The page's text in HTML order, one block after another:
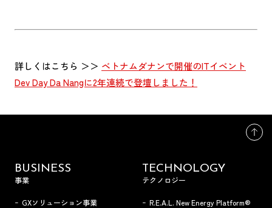
詳しくはこちら ＞＞ ベトナムダナンで開催のITイベント
Dev Day Da Nangに2年連続で登壇しました！
BUSINESS
事業
GXソリューション事業
TECHNOLOGY
テクノロジー
R.E.A.L. New Energy Platform®